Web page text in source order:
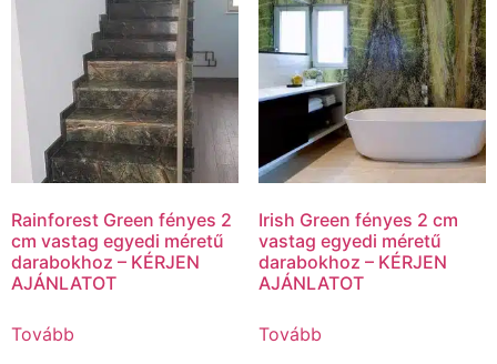
Rainforest Green fényes 2
cm vastag egyedi méretű
darabokhoz – KÉRJEN
AJÁNLATOT
Tovább
Irish Green fényes 2 cm
vastag egyedi méretű
darabokhoz – KÉRJEN
AJÁNLATOT
Tovább